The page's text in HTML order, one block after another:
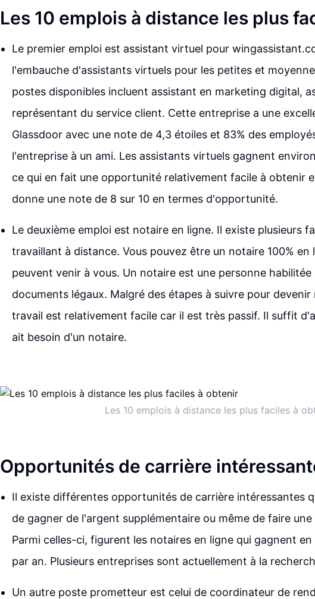
Les 10 emplois à distance les plus
Le premier emploi est assistant virtuel pour
l'embauche d'assistants virtuels pour les petites et
postes disponibles incluent assistant en marketing digital,
représentant du service client. Cette entreprise a une
Glassdoor avec une note de 4,3 étoiles et 83% des
l'entreprise à un ami. Les assistants virtuels gagnent
ce qui en fait une opportunité relativement facile à obtenir
donne une note de 8 sur 10 en termes d'opportunité.
Le deuxième emploi est notaire en ligne. Il existe plusieurs
travaillant à distance. Vous pouvez être un notaire 100% en
peuvent venir à vous. Un notaire est une personne
documents légaux. Malgré des étapes à suivre pour
travail est relativement facile car il est très passif. Il suffit
ait besoin d'un notaire.
Les 10 emplois à distance les plus faciles à
Opportunités de carrière
Il existe différentes opportunités de carrière intéressantes
de gagner de l'argent supplémentaire ou même de faire
Parmi celles-ci, figurent les notaires en ligne qui gagnent
par an. Plusieurs entreprises sont actuellement à la
Un autre poste prometteur est celui de coordinateur de